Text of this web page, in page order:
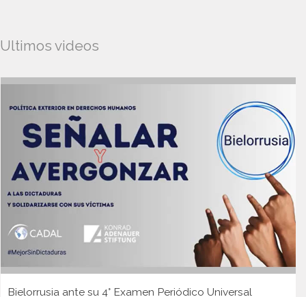
Ultimos videos
Bielorrusia ante su 4° Examen Periódico Universal